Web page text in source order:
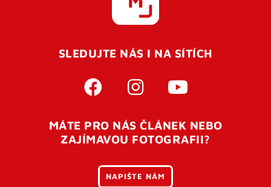
SLEDUJTE NÁS I NA SÍTÍCH
MÁTE PRO NÁS ČLÁNEK NEBO
ZAJÍMAVOU FOTOGRAFII?
NAPIŠTE NÁM